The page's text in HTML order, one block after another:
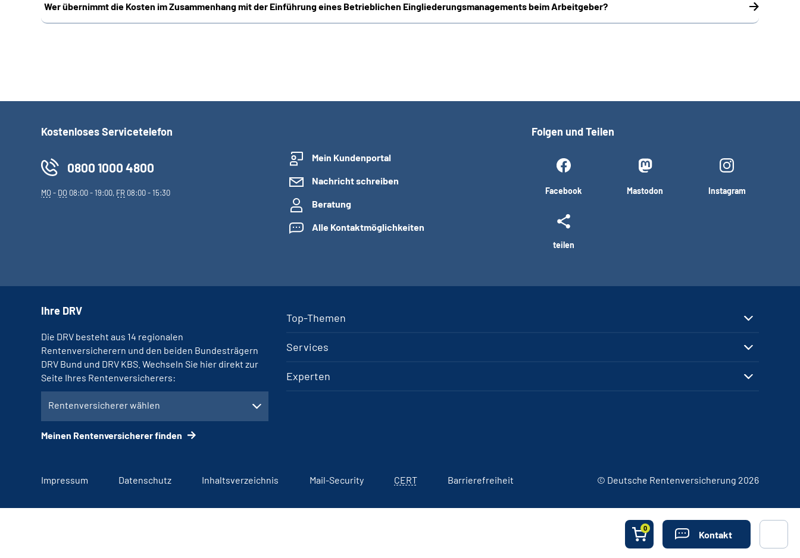
Wer übernimmt die Kosten im Zusammenhang mit der Einführung eines Betrieblichen Eingliederungsmanagements beim Arbeitgeber?
0
Kontakt
Kostenloses Servicetelefon
0800 1000 4800
MO- DO 08:00 - 19:00, FR 08:00 - 15:30
Mein Kundenportal
Nachricht schreiben
Beratung
Alle Kontaktmöglichkeiten
Folgen und Teilen
Facebook Mastodon Instagram
teilen
Top-Themen
Services
Experten
Ihre DRV
Die DRV besteht aus 14 regionalen
Rentenversicherern und den beiden Bundesträgern
DRV Bund und DRV KBS. Wechseln Sie hier direkt zur
Seite Ihres Rentenversicherers:
Rentenversicherer wählen
Meinen Rentenversicherer finden
Impressum Datenschutz Inhaltsverzeichnis Mail-Security CERT Barrierefreiheit © Deutsche Rentenversicherung 2026